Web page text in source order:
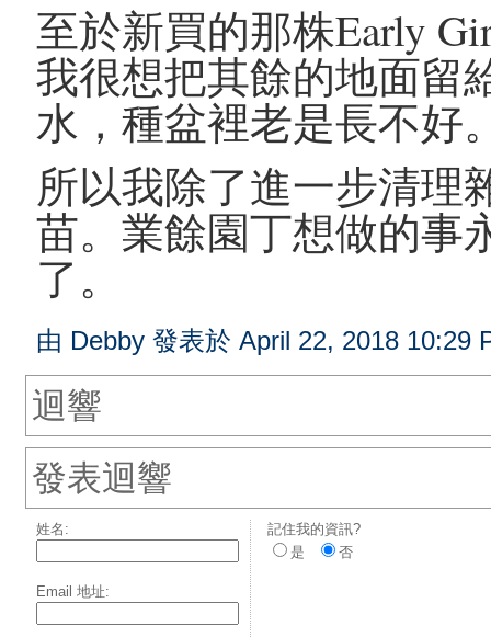
至於新買的那株Early
我很想把其餘的地面留
水，種盆裡老是長不好
所以我除了進一步清理
苗。業餘園丁想做的事
了。
由 Debby 發表於 April 22, 2018 10:29
迴響
發表迴響
姓名:
Email 地址:
記住我的資訊?
是
否